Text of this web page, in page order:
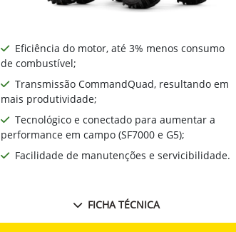
Eficiência do motor, até 3% menos consumo
de combustível;
Transmissão CommandQuad, resultando em
mais produtividade;
Tecnológico e conectado para aumentar a
performance em campo (SF7000 e G5);
Facilidade de manutenções e servicibilidade.
FICHA TÉCNICA